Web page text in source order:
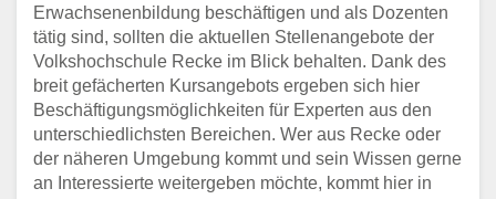
Erwachsenenbildung beschäftigen und als Dozenten
tätig sind, sollten die aktuellen Stellenangebote der
Volkshochschule Recke im Blick behalten. Dank des
breit gefächerten Kursangebots ergeben sich hier
Beschäftigungsmöglichkeiten für Experten aus den
unterschiedlichsten Bereichen. Wer aus Recke oder
der näheren Umgebung kommt und sein Wissen gerne
an Interessierte weitergeben möchte, kommt hier in